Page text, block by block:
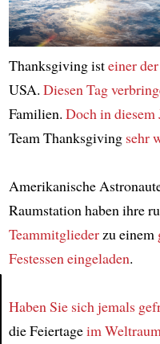
Thanksgiving isteiner
USA. Diesen Tag
Familien. Doch in diesem
Team Thanksgiving sehr
Amerikanische
Raumstation haben ihre
Teammitgliederzu einem
Festesseneingeladen.
Haben Sie sich jemals
die Feiertageim